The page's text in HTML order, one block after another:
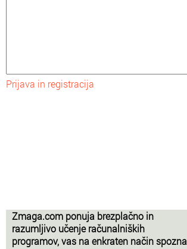
Prijava in registracija
Zmaga.com ponuja brezplačno in
razumljivo učenje računalniških
programov, vas na enkraten način spozna